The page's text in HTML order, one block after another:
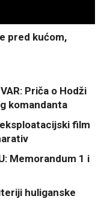
pred kućom,
Priča o Hodži
komandanta
film
Memorandum 1 i
huliganske